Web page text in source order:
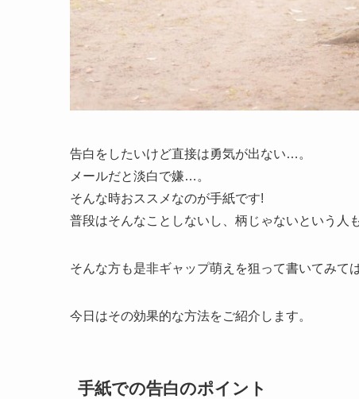
告白をしたいけど直接は勇気が出ない…。
メールだと淡白で嫌…。
そんな時おススメなのが手紙です!
普段はそんなことしないし、柄じゃないという人
そんな方も是非ギャップ萌えを狙って書いてみて
今日はその効果的な方法をご紹介します。
手紙での告白のポイント